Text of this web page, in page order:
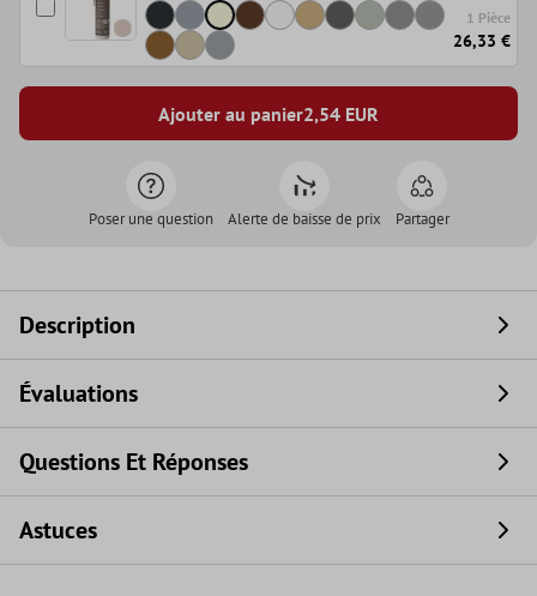
1 Pièce
26,33 €
Ajouter au panier2,54 EUR
Poser une question Alerte de baisse de prix Partager
Description
Évaluations
Questions Et Réponses
Astuces